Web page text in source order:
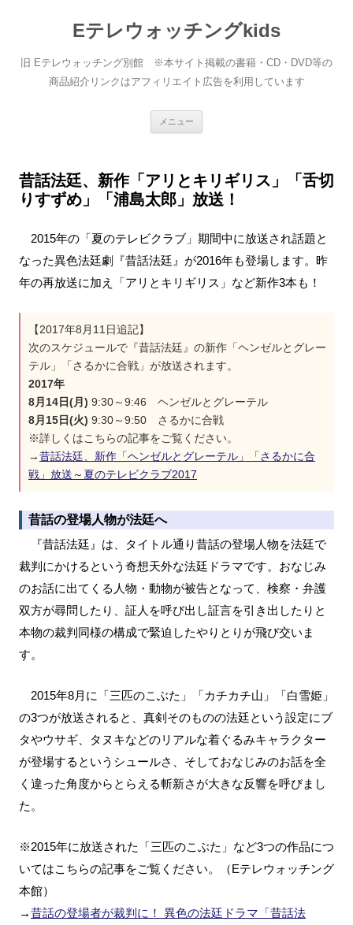
Eテレウォッチングkids
旧 Eテレウォッチング別館 ※本サイト掲載の書籍・CD・DVD等の
商品紹介リンクはアフィリエイト広告を利用しています
メニュー
へ
ス
キ
ッ
昔話法廷、新作「アリとキリギリス」「舌切
りすずめ」「浦島太郎」放送！
2015年の「夏のテレビクラブ」期間中に放送され話題と
なった異色法廷劇『昔話法廷』が2016年も登場します。昨
年の再放送に加え「アリとキリギリス」など新作3本も！
【2017年8月11日追記】
次のスケジュールで『昔話法廷』の新作「ヘンゼルとグレー
テル」「さるかに合戦」が放送されます。
2017年
8月14日(月) 9:30～9:46 ヘンゼルとグレーテル
8月15日(火) 9:30～9:50 さるかに合戦
※詳しくはこちらの記事をご覧ください。
→ 昔話法廷、新作「ヘンゼルとグレーテル」「さるかに合
戦」放送～夏のテレビクラブ2017
昔話の登場人物が法廷へ
『昔話法廷』は、タイトル通り昔話の登場人物を法廷で
裁判にかけるという奇想天外な法廷ドラマです。おなじみ
のお話に出てくる人物・動物が被告となって、検察・弁護
双方が尋問したり、証人を呼び出し証言を引き出したりと
本物の裁判同様の構成で緊迫したやりとりが飛び交いま
す。
2015年8月に「三匹のこぶた」「カチカチ山」「白雪姫」
の3つが放送されると、真剣そのものの法廷という設定にブ
タやウサギ、タヌキなどのリアルな着ぐるみキャラクター
が登場するというシュールさ、そしておなじみのお話を全
く違った角度からとらえる斬新さが大きな反響を呼びまし
た。
※2015年に放送された「三匹のこぶた」など3つの作品につ
いてはこちらの記事をご覧ください。（Eテレウォッチング
本館）
→昔話の登場者が裁判に！ 異色の法廷ドラマ「昔話法